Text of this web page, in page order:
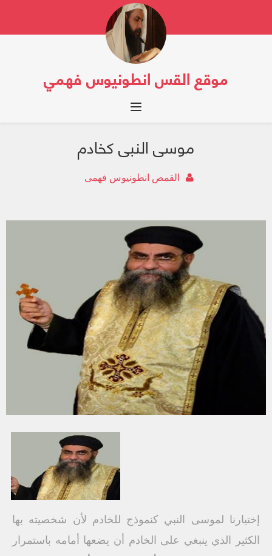
موقع القس انطونيوس فهمي
Toggle navigation
موسى النبى كخادم
القمص انطونيوس فهمى
إختيارنا لموسى النبي كنموذج للخادم لأن شخصيته بها
الكثير الذي ينبغي على الخادم أن يضعها أمامه باستمرار